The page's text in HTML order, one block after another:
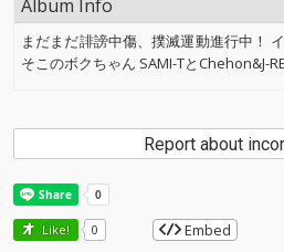
Album Info
まだまだ誹謗中傷、撲滅運動進行中！
そこのボクちゃん SAMI-TとChehon&J-
Report about
Like! 0 Embed